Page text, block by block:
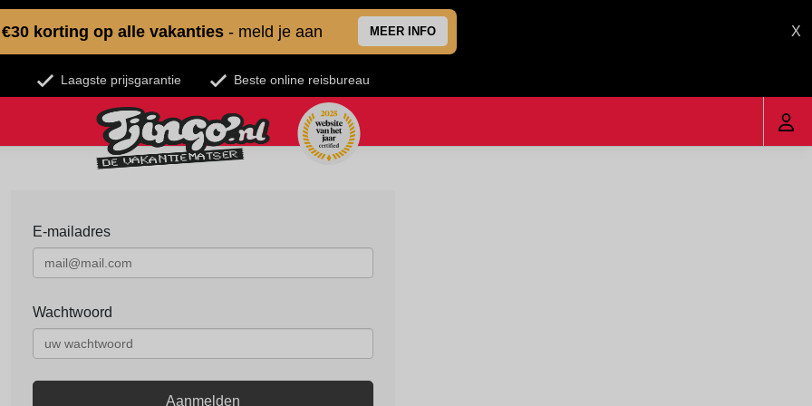
€30 korting op alle vakanties - meld je aan MEER INFO X
Laagste prijsgarantie Beste online reisbureau
E-mailadres
Wachtwoord
Aanmelden